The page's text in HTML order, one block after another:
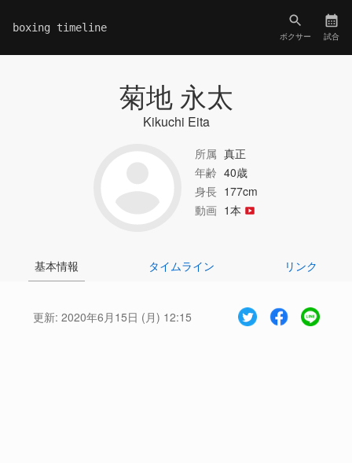
boxing timeline
ボクサー 試合
菊地 永太
Kikuchi Eita
所属 真正
年齢 40歳
身長 177cm
動画 1本
基本情報 タイムライン リンク
更新: 2020年6月15日 (月) 12:15